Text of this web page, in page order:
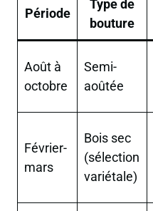
Période
Type de
bouture
Août à
octobre
Semi-
aoûtée
Février-
mars
Bois sec
(sélection
variétale)